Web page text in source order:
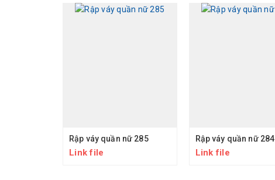
Rập váy quần nữ 285
Link file
Rập váy quần nữ 284
Link file